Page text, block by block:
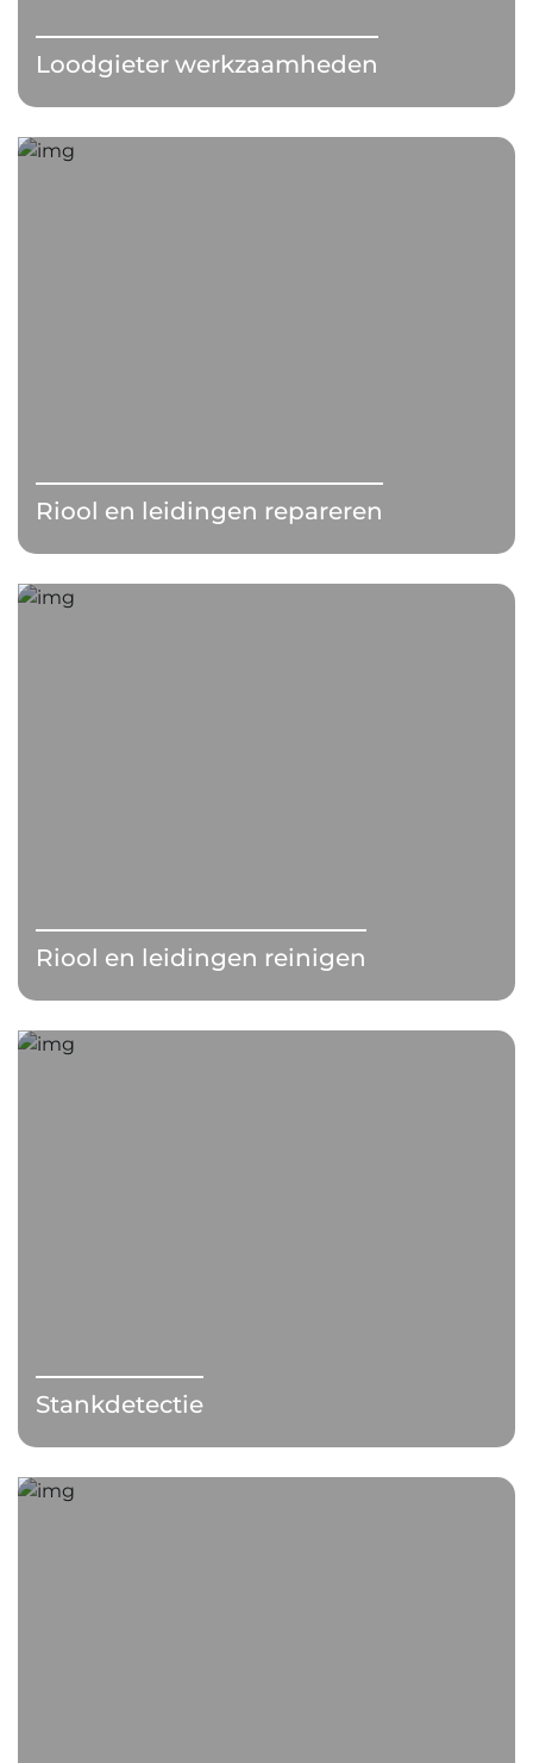
Loodgieter werkzaamheden
Riool en leidingen repareren
Riool en leidingen reinigen
Stankdetectie